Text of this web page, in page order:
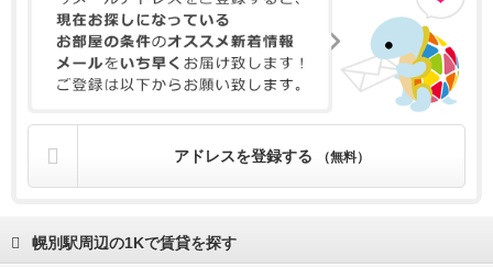
アドレスを登録する （無料）
幌別駅周辺の1Kで賃貸を探す